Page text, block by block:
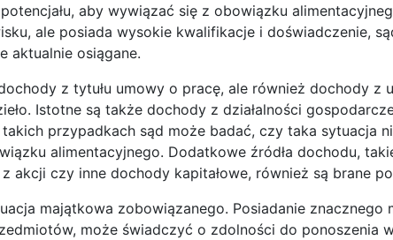
aby wywiązać się z obowiązku
ale posiada wysokie kwalifikacje i doświadczenie,
aktualnie osiągane.
z tytułu umowy o pracę, ale również dochody z
Istotne są także dochody z działalności
przypadkach sąd może badać, czy taka sytuacja
alimentacyjnego. Dodatkowe źródła dochodu,
akcji czy inne dochody kapitałowe, również są brane
majątkowa zobowiązanego. Posiadanie znacznego
może świadczyć o zdolności do ponoszenia